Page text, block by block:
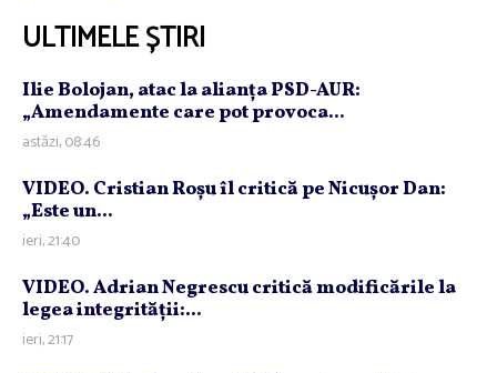
ULTIMELE ȘTIRI
Ilie Bolojan, atac la alianţa PSD-AUR:
„Amendamente care pot provoca...
astăzi, 08:46
VIDEO. Cristian Roşu îl critică pe Nicuşor Dan:
„Este un...
ieri, 21:40
VIDEO. Adrian Negrescu critică modificările la
legea integrităţii:...
ieri, 21:17